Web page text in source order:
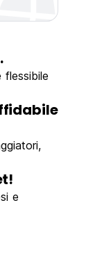
flessibile
e